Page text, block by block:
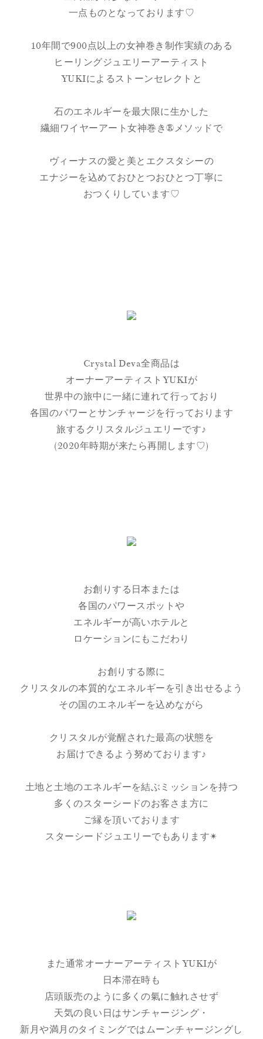
一点ものとなっております♡
10年間で900点以上の女神巻き制作実績のある
ヒーリングジュエリーアーティスト
YUKIによるストーンセレクトと
石のエネルギーを最大限に生かした
繊細ワイヤーアート女神巻き®メソッドで
ヴィーナスの愛と美とエクスタシーの
エナジーを込めておひとつおひとつ丁寧に
おつくりしています♡
Crystal Deva全商品は
オーナーアーティストYUKIが
世界中の旅中に一緒に連れて行っており
各国のパワーとサンチャージを行っております
旅するクリスタルジュエリーです♪
(2020年時期が来たら再開します♡)
お創りする日本または
各国のパワースポットや
エネルギーが高いホテルと
ロケーションにもこだわり
お創りする際に
クリスタルの本質的なエネルギーを引き出せるよう
その国のエネルギーを込めながら
クリスタルが覚醒された最高の状態を
お届けできるよう努めております♪
土地と土地のエネルギーを結ぶミッションを持つ
多くのスターシードのお客さま方に
ご縁を頂いております
スターシードジュエリーでもあります✴︎
また通常オーナーアーティストYUKIが
日本滞在時も
店頭販売のように多くの氣に触れさせず
天気の良い日はサンチャージング・
新月や満月のタイミングではムーンチャージングし